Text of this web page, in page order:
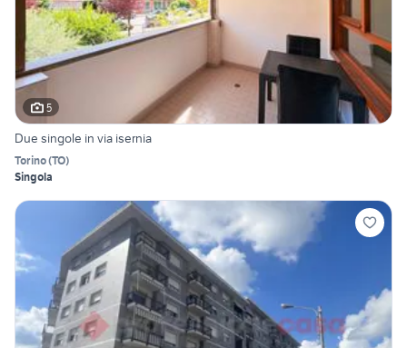
5
Due singole in via isernia
Torino(TO)
Singola